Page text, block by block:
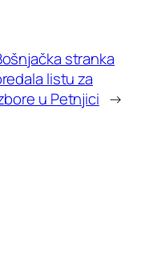
stranka
listu za
u Petnjici →